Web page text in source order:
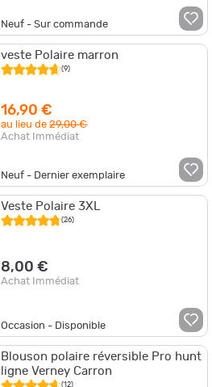
Neuf - Sur commande
veste Polaire marron
(9)
16,90 €
au lieu de29,00 €
Achat Immédiat
Neuf - Dernier exemplaire
Veste Polaire 3XL
(26)
8,00 €
Achat Immédiat
Occasion - Disponible
Blouson polaire réversible Pro hunt
ligne Verney Carron
(12)